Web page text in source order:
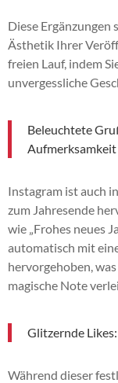
Diese Ergänzungen
Ästhetik Ihrer
freien Lauf, indem
unvergessliche
Beleuchtete
Aufmerksamkeit
Instagram ist auch
zum Jahresende
wie „Frohes neues
automatisch mit
hervorgehoben,
magische Note
Glitzernde
Während dieser